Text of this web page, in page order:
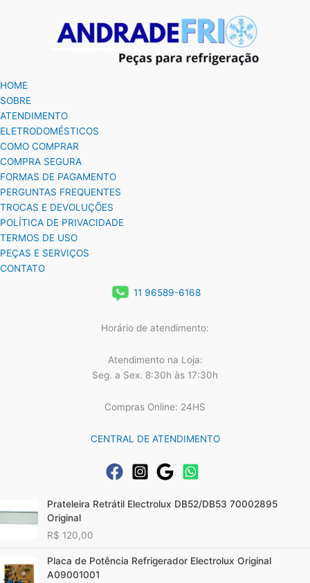
HOME
SOBRE
ATENDIMENTO
ELETRODOMÉSTICOS
COMO COMPRAR
COMPRA SEGURA
FORMAS DE PAGAMENTO
PERGUNTAS FREQUENTES
TROCAS E DEVOLUÇÕES
POLÍTICA DE PRIVACIDADE
TERMOS DE USO
PEÇAS E SERVIÇOS
CONTATO
11 96589-6168
Horário de atendimento:
Atendimento na Loja:
Seg. a Sex. 8:30h às 17:30h
Compras Online: 24HS
CENTRAL DE ATENDIMENTO
Prateleira Retrátil Electrolux DB52/DB53 70002895
Original
R$ 120,00
Placa de Potência Refrigerador Electrolux Original
A09001001